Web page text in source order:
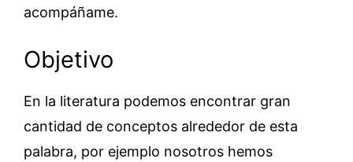
acompáñame.
Objetivo
En la literatura podemos encontrar gran
cantidad de conceptos alrededor de esta
palabra, por ejemplo nosotros hemos